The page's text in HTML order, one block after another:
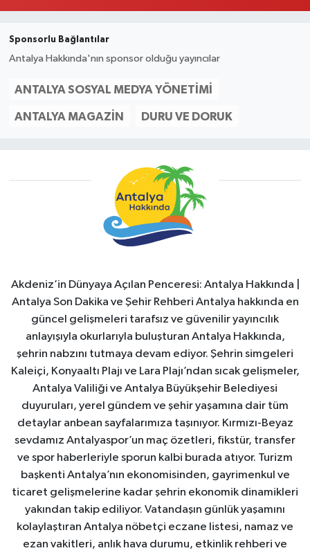
Sponsorlu Bağlantılar
Antalya Hakkında'nın sponsor olduğu yayıncılar
ANTALYA SOSYAL MEDYA YÖNETIMI
ANTALYA MAGAZIN DURU VE DORUK
Akdeniz’in Dünyaya Açılan Penceresi: Antalya Hakkında |
Antalya Son Dakika ve Şehir Rehberi Antalya hakkında en
güncel gelişmeleri tarafsız ve güvenilir yayıncılık
anlayışıyla okurlarıyla buluşturan Antalya Hakkında,
şehrin nabzını tutmaya devam ediyor. Şehrin simgeleri
Kaleiçi, Konyaaltı Plajı ve Lara Plajı’ndan sıcak gelişmeler,
Antalya Valiliği ve Antalya Büyükşehir Belediyesi
duyuruları, yerel gündem ve şehir yaşamına dair tüm
detaylar anbean sayfalarımıza taşınıyor. Kırmızı-Beyaz
sevdamız Antalyaspor’un maç özetleri, fikstür, transfer
ve spor haberleriyle sporun kalbi burada atıyor. Turizm
başkenti Antalya’nın ekonomisinden, gayrimenkul ve
ticaret gelişmelerine kadar şehrin ekonomik dinamikleri
yakından takip ediliyor. Vatandaşın günlük yaşamını
kolaylaştıran Antalya nöbetçi eczane listesi, namaz ve
ezan vakitleri, anlık hava durumu, etkinlik rehberi ve